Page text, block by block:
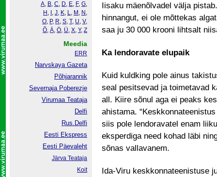
Iisaku mäenõlvadel välja
hinnangut, ei ole mõttekas
saa ju 30 000 krooni lihtsalt
Ka lendoravate elupaik
Kuid kuldking pole ainus
seal pesitsevad ja toimetavad
all. Kiire sõnul aga ei peaks
ahistama.
siis pole lendoravatel enam
eksperdiga need kohad läbi
sõnas vallavanem.
Ida-Viru keskkonnateenistuse
A, B, C, D, E, F, G,
H , , J, K, L, M , N ,
O, P, R, S, T, U, V,
Õ, Ä, Ö, Ü, X, Y, Z
Meedia
ERR
Narvskaya Gazeta
Põhjarannik
Severnaja Poberezje
Virumaa Teataja
Delfi
Rus.Delfi
Eesti Ekspress
Eesti Päevaleht
Järva Teataja
Koit